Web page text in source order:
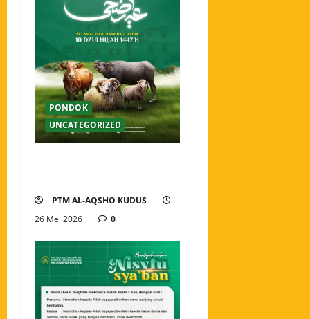
PONDOK
UNCATEGORIZED
PTM AL-AQSHO KUDUS
26 Mei 2026
0